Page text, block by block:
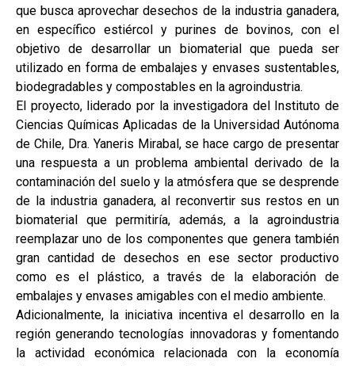
que busca aprovechar desechos de la industria ganadera,
en específico estiércol y purines de bovinos, con el
objetivo de desarrollar un biomaterial que pueda ser
utilizado en forma de embalajes y envases sustentables,
biodegradables y compostables en la agroindustria.
El proyecto, liderado por la investigadora del Instituto de
Ciencias Químicas Aplicadas de la Universidad Autónoma
de Chile, Dra. Yaneris Mirabal, se hace cargo de presentar
una respuesta a un problema ambiental derivado de la
contaminación del suelo y la atmósfera que se desprende
de la industria ganadera, al reconvertir sus restos en un
biomaterial que permitiría, además, a la agroindustria
reemplazar uno de los componentes que genera también
gran cantidad de desechos en ese sector productivo
como es el plástico, a través de la elaboración de
embalajes y envases amigables con el medio ambiente.
Adicionalmente, la iniciativa incentiva el desarrollo en la
región generando tecnologías innovadoras y fomentando
la actividad económica relacionada con la economía